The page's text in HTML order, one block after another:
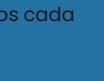
cada